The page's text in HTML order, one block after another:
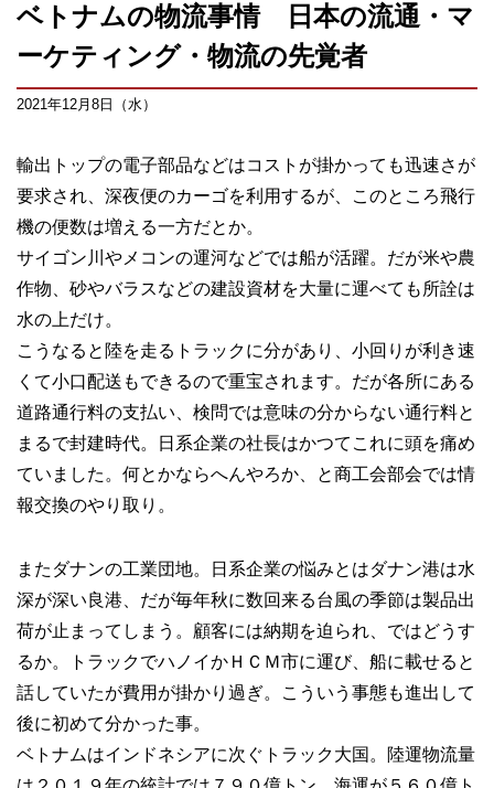
ベトナムの物流事情 日本の流通・マ
ーケティング・物流の先覚者
2021年12月8日（水）
輸出トップの電子部品などはコストが掛かっても迅速さが
要求され、深夜便のカーゴを利用するが、このところ飛行
機の便数は増える一方だとか。
サイゴン川やメコンの運河などでは船が活躍。だが米や農
作物、砂やバラスなどの建設資材を大量に運べても所詮は
水の上だけ。
こうなると陸を走るトラックに分があり、小回りが利き速
くて小口配送もできるので重宝されます。だが各所にある
道路通行料の支払い、検問では意味の分からない通行料と
まるで封建時代。日系企業の社長はかつてこれに頭を痛め
ていました。何とかならへんやろか、と商工会部会では情
報交換のやり取り。
またダナンの工業団地。日系企業の悩みとはダナン港は水
深が深い良港、だが毎年秋に数回来る台風の季節は製品出
荷が止まってしまう。顧客には納期を迫られ、ではどうす
るか。トラックでハノイかＨＣＭ市に運び、船に載せると
話していたが費用が掛かり過ぎ。こういう事態も進出して
後に初めて分かった事。
ベトナムはインドネシアに次ぐトラック大国。陸運物流量